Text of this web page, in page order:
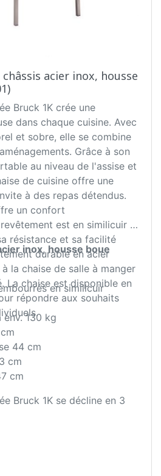
châssis acier inox, housse
Bruck 1K crée une
dans chaque cuisine. Avec
et sobre, elle se combine
Grâce à son
au niveau de l'assise et
de cuisine offre une
à des repas détendus.
un confort
est en similicuir et
résistance et sa facilité
durable en acier
la chaise de salle à manger
La chaise est disponible en
répondre aux souhaits
inox, housse boue
en similicuir
130 kg
44 cm
cm
cm
Bruck 1K se décline en 3